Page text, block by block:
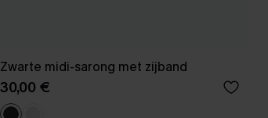
Zwarte midi-sarong met zijband
30,00 €